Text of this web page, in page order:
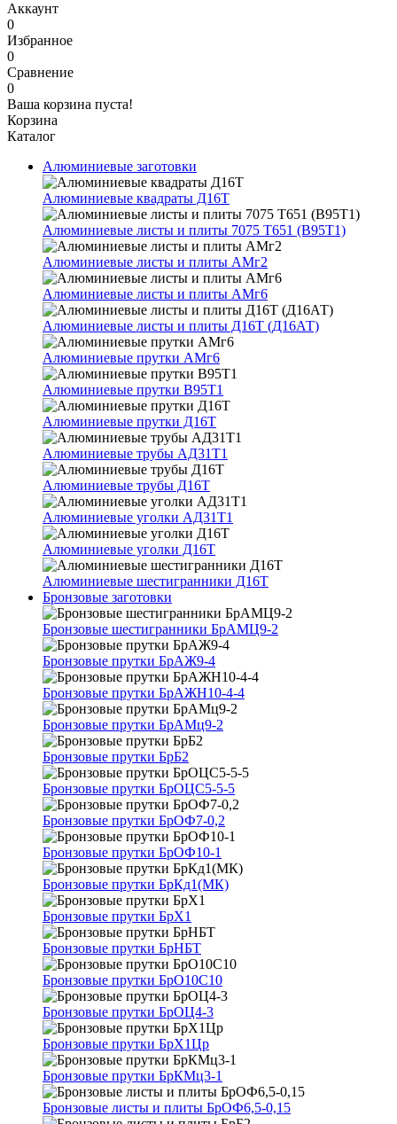
Аккаунт
0
Избранное
0
Сравнение
0
Ваша корзина пуста!
Корзина
Каталог
Алюминиевые заготовки
Алюминиевые квадраты Д16Т
Алюминиевые листы и плиты 7075 Т651 (В95Т1)
Алюминиевые листы и плиты АМг2
Алюминиевые листы и плиты АМг6
Алюминиевые листы и плиты Д16Т (Д16АТ)
Алюминиевые прутки АМг6
Алюминиевые прутки В95Т1
Алюминиевые прутки Д16Т
Алюминиевые трубы АД31Т1
Алюминиевые трубы Д16Т
Алюминиевые уголки АД31Т1
Алюминиевые уголки Д16Т
Алюминиевые шестигранники Д16Т
Бронзовые заготовки
Бронзовые шестигранники БрАМЦ9-2
Бронзовые прутки БрАЖ9-4
Бронзовые прутки БрАЖН10-4-4
Бронзовые прутки БрАМц9-2
Бронзовые прутки БрБ2
Бронзовые прутки БрОЦС5-5-5
Бронзовые прутки БрОФ7-0,2
Бронзовые прутки БрОФ10-1
Бронзовые прутки БрКд1(МК)
Бронзовые прутки БрХ1
Бронзовые прутки БрНБТ
Бронзовые прутки БрО10С10
Бронзовые прутки БрОЦ4-3
Бронзовые прутки БрХ1Цр
Бронзовые прутки БрКМц3-1
Бронзовые листы и плиты БрОФ6,5-0,15